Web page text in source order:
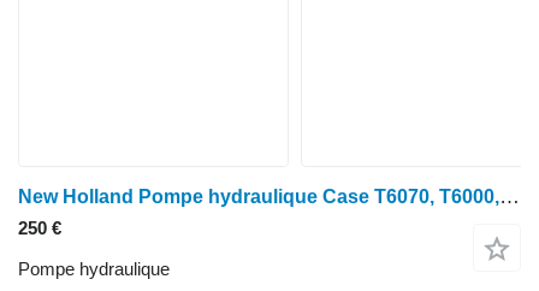
New Holland Pompe hydraulique Case T6070, T6000, TSA 47135546, 87395822 pour tracteur à roues T6070
250 €
Pompe hydraulique